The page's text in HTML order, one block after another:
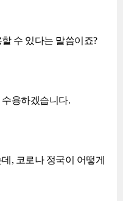
수 있다는 말씀이죠?
용하겠습니다.
, 코로나 정국이 어떻게